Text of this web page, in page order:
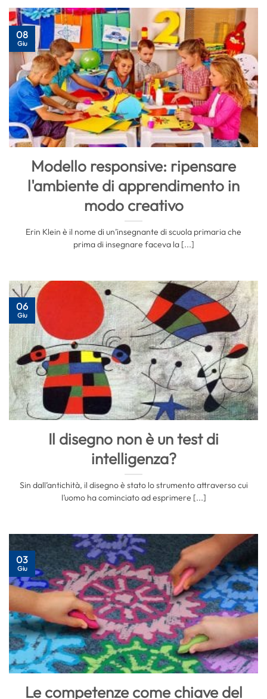
Modello responsive: ripensare
l'ambiente di apprendimento in
modo creativo
Erin Klein è il nome di un’insegnante di scuola primaria che
prima di insegnare faceva la [...]
08
Giu
Il disegno non è un test di
intelligenza?
Sin dall’antichità, il disegno è stato lo strumento attraverso cui
l’uomo ha cominciato ad esprimere [...]
06
Giu
Le competenze come chiave del
03
Giu